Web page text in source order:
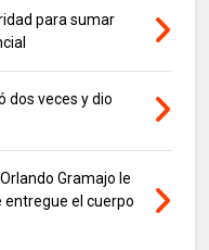
para sumar
dos veces y dio
Gramajo le
entregue el cuerpo